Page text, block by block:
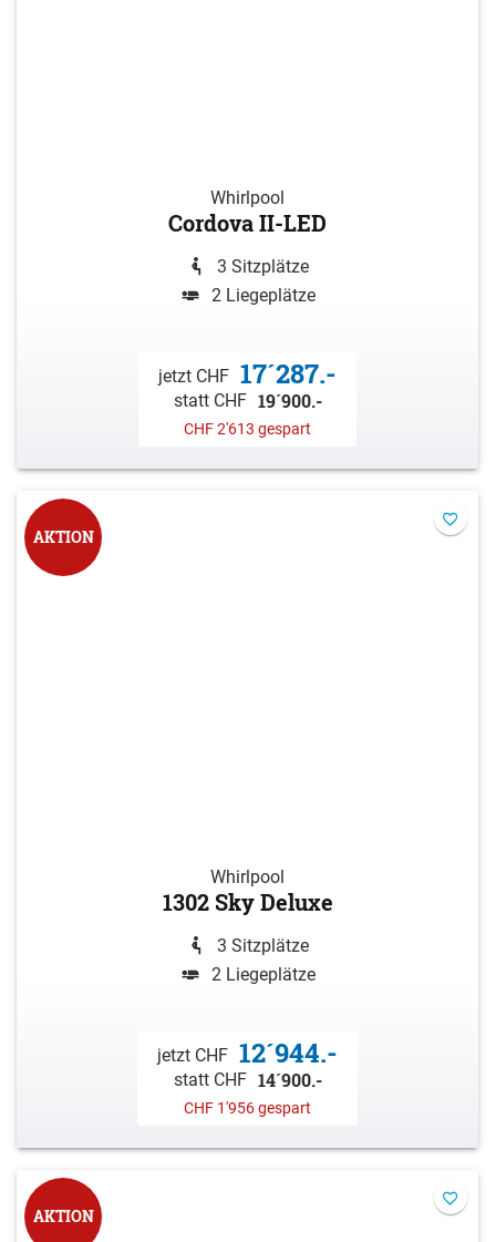
Whirlpool
Cordova II-LED
3 Sitzplätze
2 Liegeplätze
jetzt CHF 17´287.-
statt CHF 19´900.-
CHF 2'613 gespart
AKTION
Whirlpool
1302 Sky Deluxe
3 Sitzplätze
2 Liegeplätze
jetzt CHF 12´944.-
statt CHF 14´900.-
CHF 1'956 gespart
AKTION